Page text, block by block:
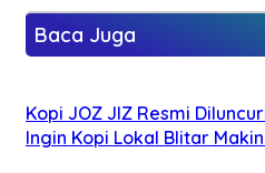
Baca Juga
Kopi JOZ JIZ Resmi
Ingin Kopi Lokal Blitar